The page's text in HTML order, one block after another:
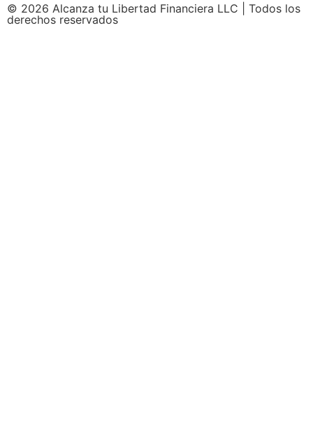
© 2026 Alcanza tu Libertad Financiera LLC | Todos los
derechos reservados